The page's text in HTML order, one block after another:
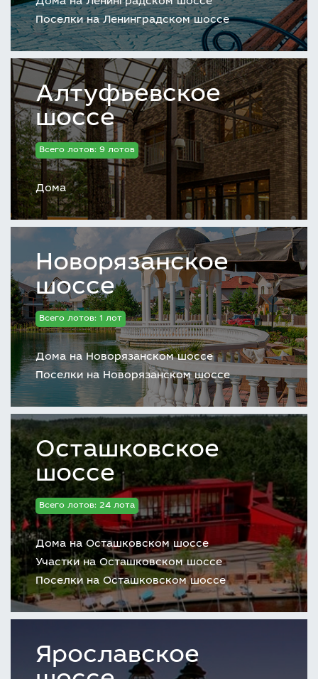
Поселки на Ленинградском шоссе
Алтуфьевское
шоссе
Всего лотов: 9 лотов
Дома
Новорязанское
шоссе
Всего лотов: 1 лот
Дома на Новорязанском шоссе
Поселки на Новорязанском шоссе
Осташковское
шоссе
Всего лотов: 24 лота
Дома на Осташковском шоссе
Участки на Осташковском шоссе
Поселки на Осташковском шоссе
Ярославское